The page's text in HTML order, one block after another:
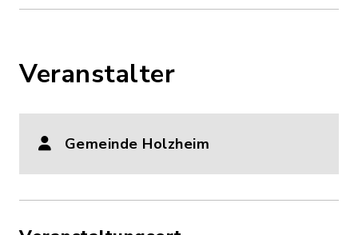
Veranstalter
Gemeinde Holzheim